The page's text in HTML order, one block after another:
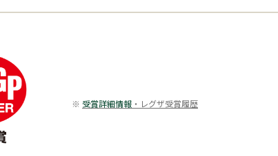
受賞詳細情報 ・レグザ受賞履歴